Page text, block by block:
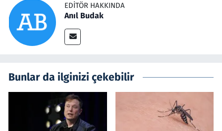
EDITÖR HAKKINDA
Anıl Budak
Bunlar da ilginizi çekebilir